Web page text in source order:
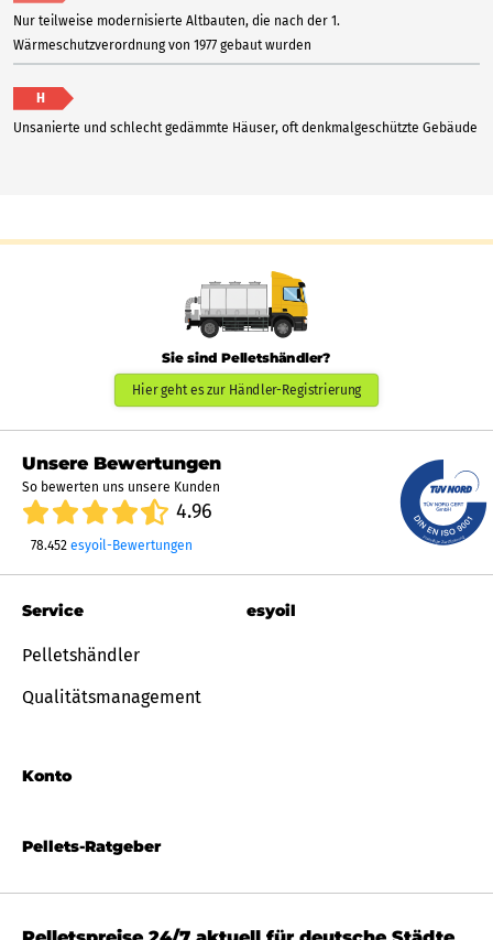
Nur teilweise modernisierte Altbauten, die nach der 1.
Wärmeschutzverordnung von 1977 gebaut wurden
H
Unsanierte und schlecht gedämmte Häuser, oft denkmalgeschützte Gebäude
Sie sind Pelletshändler?
Hier geht es zur Händler-Registrierung
Unsere Bewertungen
So bewerten uns unsere Kunden
4.96
78.452 esyoil-Bewertungen
Pellets-Ratgeber
Service
Pelletshändler
Qualitätsmanagement
Konto
esyoil